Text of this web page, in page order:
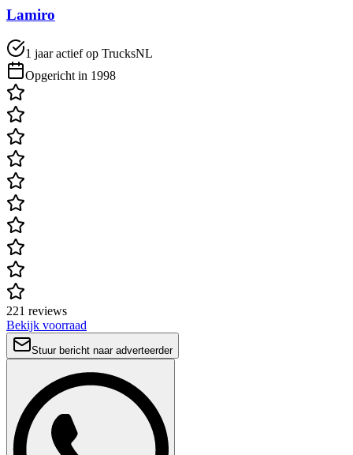
Lamiro
1 jaar actief op TrucksNL
Opgericht in 1998
221 reviews
Bekijk voorraad
Stuur bericht naar adverteerder